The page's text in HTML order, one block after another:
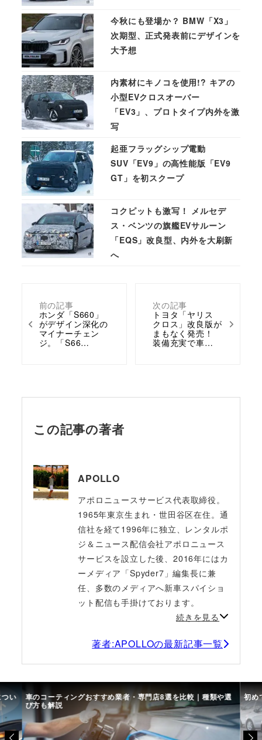
前の記事
ホンダ「S660」
がデザイン深化の
マイナーチェン
ジ。「S66…
次の記事
トヨタ「ヤリス
クロス」改良版が
まもなく発売！
装備充実で車…
今秋にも登場か？ BMW「X3」
次期型、正式発表前にデザインを
大予想
内素材にキノコを使用!? キアの
小型EVクロスオーバー
「EV3」、プロトタイプ内外を激
写
起亜フラッグシップ電動
SUV「EV9」の高性能版「EV9
GT」を初スクープ
コクピットも激写！ メルセデ
ス・ベンツの旗艦EVサルーン
「EQS」改良型、内外を大刷新
へ
この記事の著者
APOLLO
アポロニュースサービス代表取締役。
1965年東京生まれ・世田谷区在住。通
信社を経て1996年に独立、レンタルポ
ジ＆ニュース配信会社アポロニュース
サービスを設立した後、2016年にはカ
ーメディア「Spyder7」編集長に兼
任、多数のメディアへ新車スパイショ
ット配信も手掛けております。
続きを見る
著者:APOLLOの最新記事一覧
い 車のコーティングおすすめ業者・専門店8選を比較｜種類や選
び方も解説
初め